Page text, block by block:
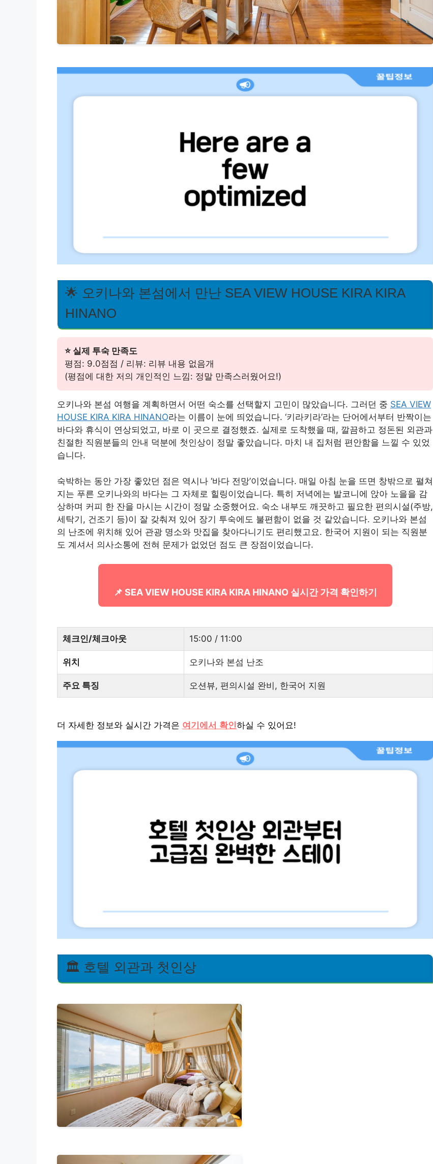
🌟 오키나와 본섬에서 만난 SEA VIEW HOUSE KIRA KIRA
HINANO
⭐ 실제 투숙 만족도
평점: 9.0점점 / 리뷰: 리뷰 내용 없음개
(평점에 대한 저의 개인적인 느낌: 정말 만족스러웠어요!)
오키나와 본섬 여행을 계획하면서 어떤 숙소를 선택할지 고민이 많았습니다. 그러던 중 SEA VIEW
HOUSE KIRA KIRA HINANO라는 이름이 눈에 띄었습니다. ‘키라키라’라는 단어에서부터 반짝이는
바다와 휴식이 연상되었고, 바로 이 곳으로 결정했죠. 실제로 도착했을 때, 깔끔하고 정돈된 외관과
친절한 직원분들의 안내 덕분에 첫인상이 정말 좋았습니다. 마치 내 집처럼 편안함을 느낄 수 있었
습니다.
숙박하는 동안 가장 좋았던 점은 역시나 ‘바다 전망’이었습니다. 매일 아침 눈을 뜨면 창밖으로 펼쳐
지는 푸른 오키나와의 바다는 그 자체로 힐링이었습니다. 특히 저녁에는 발코니에 앉아 노을을 감
상하며 커피 한 잔을 마시는 시간이 정말 소중했어요. 숙소 내부도 깨끗하고 필요한 편의시설(주방,
세탁기, 건조기 등)이 잘 갖춰져 있어 장기 투숙에도 불편함이 없을 것 같았습니다. 오키나와 본섬
의 난조에 위치해 있어 관광 명소와 맛집을 찾아다니기도 편리했고요. 한국어 지원이 되는 직원분
도 계셔서 의사소통에 전혀 문제가 없었던 점도 큰 장점이었습니다.
📌 SEA VIEW HOUSE KIRA KIRA HINANO 실시간 가격 확인하기
체크인/체크아웃 15:00 / 11:00
위치 오키나와 본섬 난조
주요 특징 오션뷰, 편의시설 완비, 한국어 지원
더 자세한 정보와 실시간 가격은 여기에서 확인하실 수 있어요!
🏛️ 호텔 외관과 첫인상